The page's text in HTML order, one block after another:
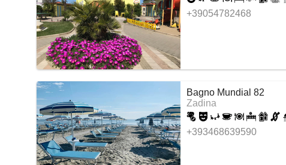
+39054782468
Bagno Mundial 82
Zadina
+393468639590